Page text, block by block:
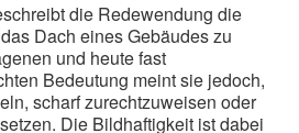
die Redewendung die
Dach eines Gebäudes zu
und heute fast
Bedeutung meint sie jedoch,
scharf zurechtzuweisen oder
Die Bildhaftigkeit ist dabei